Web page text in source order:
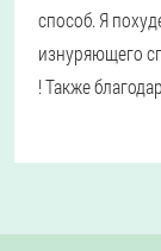
способ. Я
изнуряющего
! Также